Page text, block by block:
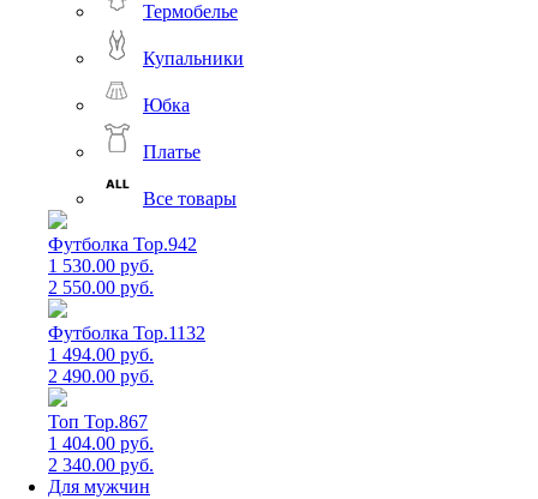
Термобелье
Купальники
Юбка
Платье
Все товары
Футболка Top.942
1 530.00 руб.
2 550.00 руб.
Футболка Top.1132
1 494.00 руб.
2 490.00 руб.
Топ Top.867
1 404.00 руб.
2 340.00 руб.
Для мужчин